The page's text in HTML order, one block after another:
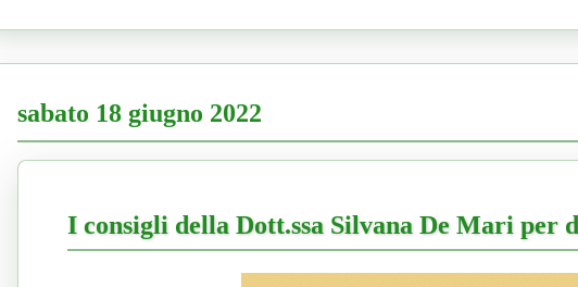
sabato 18 giugno 2022
I consigli della Dott.ssa Silvana De Mari per